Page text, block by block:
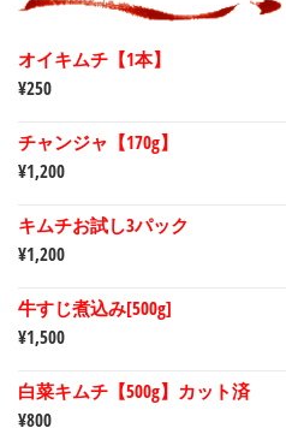
オイキムチ【1本】
¥250
チャンジャ【170g】
¥1,200
キムチお試し3パック
¥1,200
牛すじ煮込み[500g]
¥1,500
白菜キムチ【500g】カット済
¥800